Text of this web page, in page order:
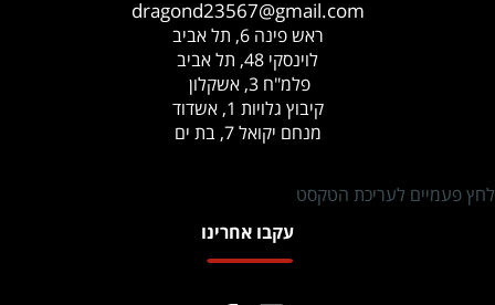
dragond23567@gmail.com
ראש פינה 6, תל אביב
לוינסקי 48, תל אביב
פלמ"ח 3, אשקלון
קיבוץ גלויות 1, אשדוד
מנחם יקואל 7, בת ים
לחץ פעמיים לעריכת הטקסט
עקבו אחרינו